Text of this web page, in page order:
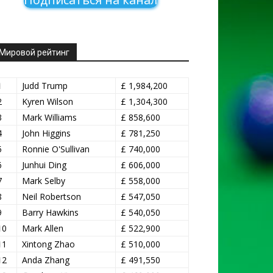
Мировой рейтинг
Judd Trump
£ 1,984,200
Kyren Wilson
£ 1,304,300
Mark Williams
£ 858,600
John Higgins
£ 781,250
Ronnie O'Sullivan
£ 740,000
Junhui Ding
£ 606,000
Mark Selby
£ 558,000
Neil Robertson
£ 547,050
Barry Hawkins
£ 540,050
Mark Allen
£ 522,900
Xintong Zhao
£ 510,000
Anda Zhang
£ 491,550